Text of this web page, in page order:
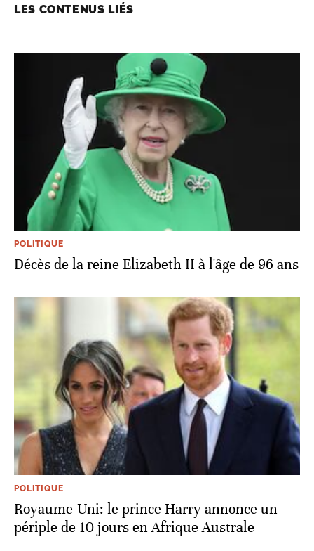
LES CONTENUS LIÉS
POLITIQUE
Décès de la reine Elizabeth II à l'âge de 96 ans
POLITIQUE
Royaume-Uni: le prince Harry annonce un
périple de 10 jours en Afrique Australe